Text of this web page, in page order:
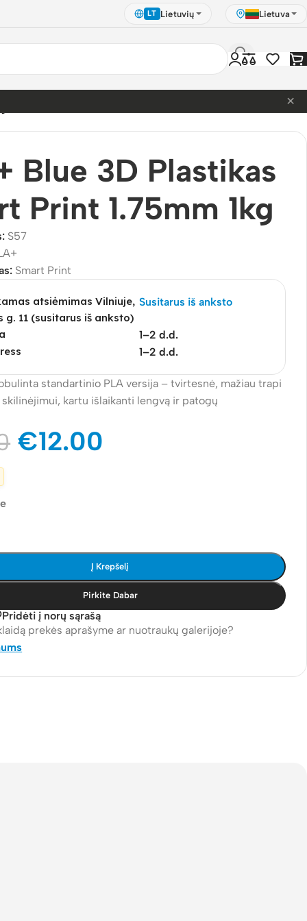
LT Lietuvių Lietuva
×
Blue 3D Plastikas
Print 1.75mm 1kg
S57
Smart Print
atsiėmimas Vilniuje,
g. 11 (susitarus iš anksto)
Susitarus iš anksto
1–2 d.d.
1–2 d.d.
standartinio PLA versija – tvirtesnė, mažiau trapi
kartu išlaikanti lengvą ir patogų
€12.00
Į Krepšelį
Pirkite Dabar
Pridėti į norų sąrašą
prekės aprašyme ar nuotraukų galerijoje?